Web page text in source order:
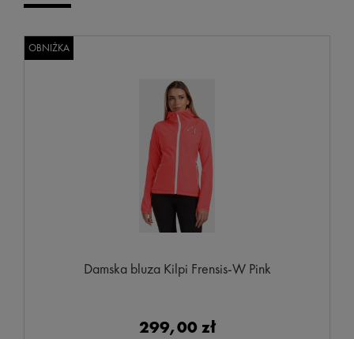
Damska bluza Kilpi Frensis-W Pink
299,00 zł
OBNIŻKA